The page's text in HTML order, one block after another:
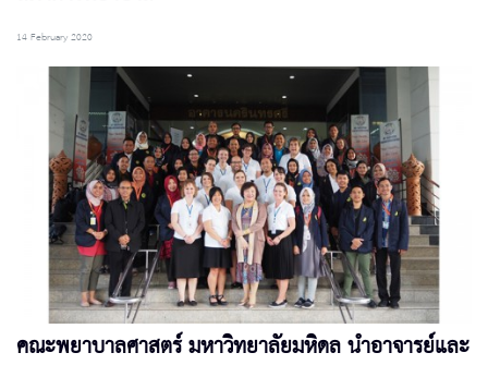
14 February 2020
คณะพยาบาลศาสตร์ มหาวิทยาลัยมหิดล นำอาจารย์และ